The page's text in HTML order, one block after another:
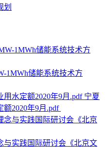
划
1MWh储能系统技术方
宁夏
额2020年9月.pdf
与实践国际研讨会《北京文